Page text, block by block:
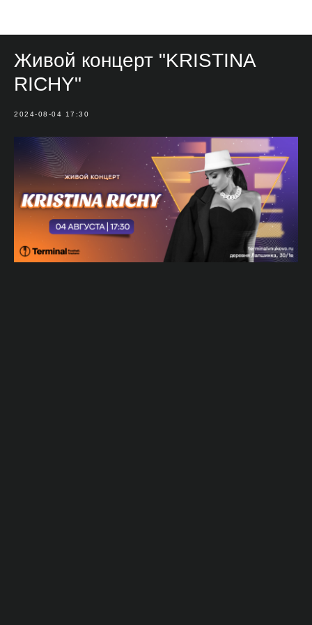
Живой концерт "KRISTINA
RICHY"
2024-08-04 17:30